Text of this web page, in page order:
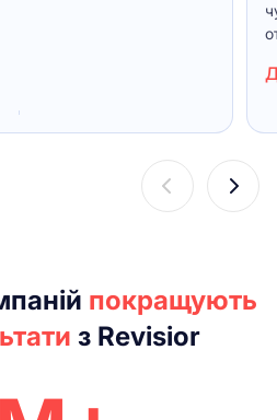
покращують
з Revisior